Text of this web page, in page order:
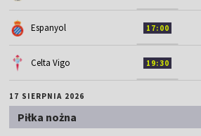
Espanyol 17:00
Celta Vigo 19:30
17 SIERPNIA 2026
Piłka nożna